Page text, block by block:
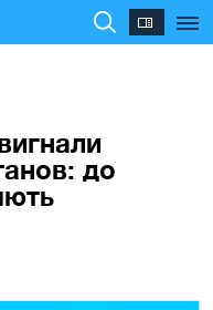
до